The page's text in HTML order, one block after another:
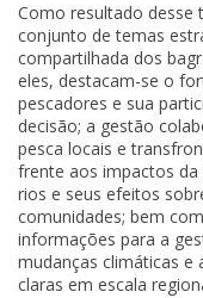
Como resultado desse
conjunto de temas
compartilhada dos
eles, destacam-se o
pescadores e sua
decisão; a gestão
pesca locais e
frente aos impactos
rios e seus efeitos
comunidades; bem
informações para a
mudanças climáticas e
claras em escala